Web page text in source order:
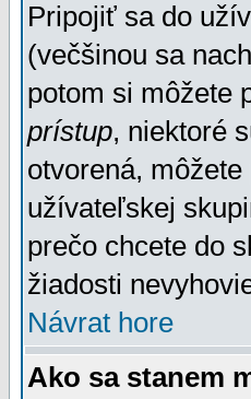
Pripojiť sa do
(večšinou sa
potom si môžete
prístup, niektoré
otvorená,
užívateľskej
prečo chcete do
žiadosti
Návrat hore
Ako sa stanem